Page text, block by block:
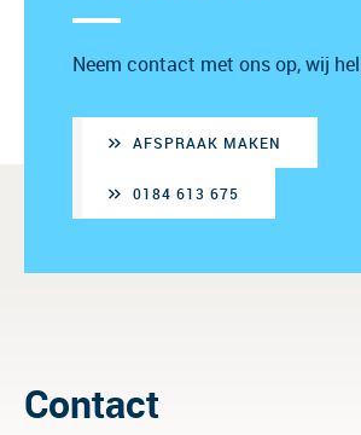
Neem contact met ons op, wij
AFSPRAAK MAKEN
0184 613 675
Contact